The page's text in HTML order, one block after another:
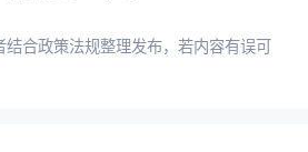
合政策法规整理发布，若内容有误可